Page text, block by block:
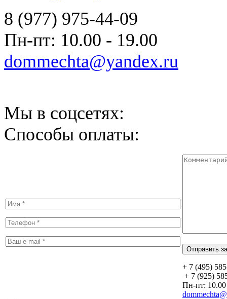
8 (977) 975-44-09
Пн-пт: 10.00 - 19.00
dommechta@yandex.ru
Мы в соцсетях:
Способы оплаты:
+ 7 (495)
+ 7 (925)
Пн-пт: 10.00